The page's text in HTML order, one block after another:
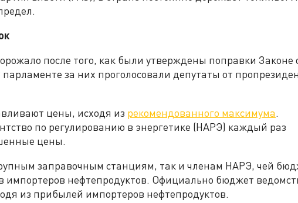
после того, как были утверждены поправки Законе
за них проголосовали депутаты от
цены, исходя из рекомендованного максимума.
по регулированию в энергетике (НАРЭ) каждый раз
цены.
заправочным станциям, так и членам НАРЭ, чей
импортеров нефтепродуктов. Официально бюджет
из прибылей импортеров нефтепродуктов.